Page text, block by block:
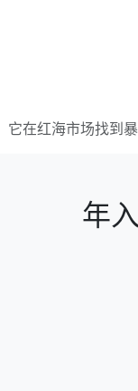
它在红海市场找到
年